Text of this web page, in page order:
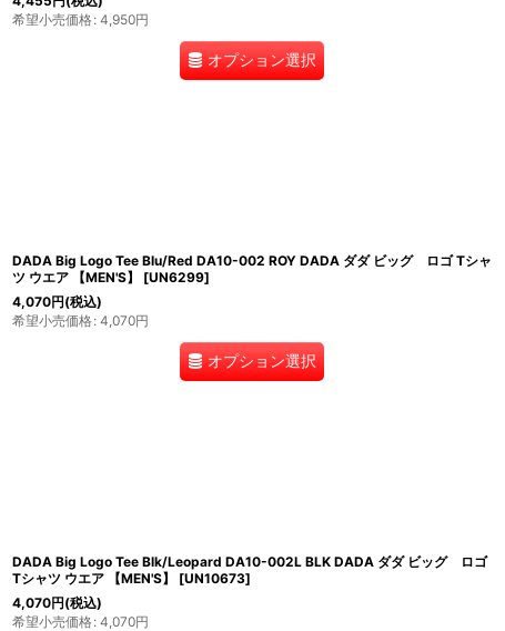
希望小売価格: 4,950円
オプション選択
DADA Big Logo Tee Blu/Red DA10-002 ROY DADA ダダ ビッグ ロゴ Tシャ
ツ ウエア 【MEN'S】
[UN6299]
4,070円(税込)
希望小売価格: 4,070円
オプション選択
DADA Big Logo Tee Blk/Leopard DA10-002L BLK DADA ダダ ビッグ ロゴ
Tシャツ ウエア 【MEN'S】
[UN10673]
4,070円(税込)
希望小売価格: 4,070円